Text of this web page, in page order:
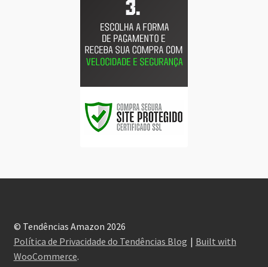
© Tendências Amazon 2026
Política de Privacidade do Tendências Blog
Built with
WooCommerce.